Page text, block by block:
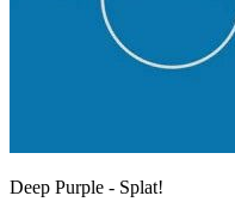
Deep Purple - Splat!